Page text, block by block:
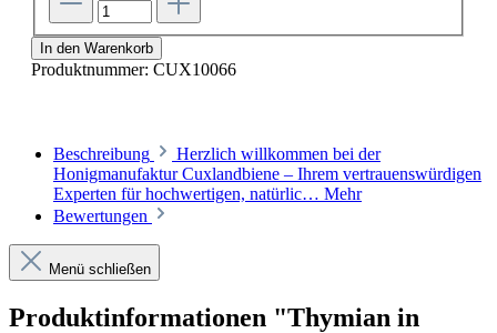
In den Warenkorb
Produktnummer: CUX10066
Beschreibung
Herzlich willkommen bei der
Honigmanufaktur Cuxlandbiene – Ihrem vertrauenswürdigen
Experten für hochwertigen, natürlic… Mehr
Bewertungen
Menü schließen
Produktinformationen "Thymian in